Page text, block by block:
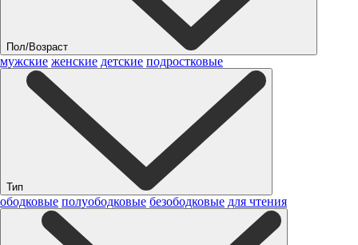
Пол/Возраст
мужские женские детские подростковые
Тип
ободковые полуободковые безободковые для чтения